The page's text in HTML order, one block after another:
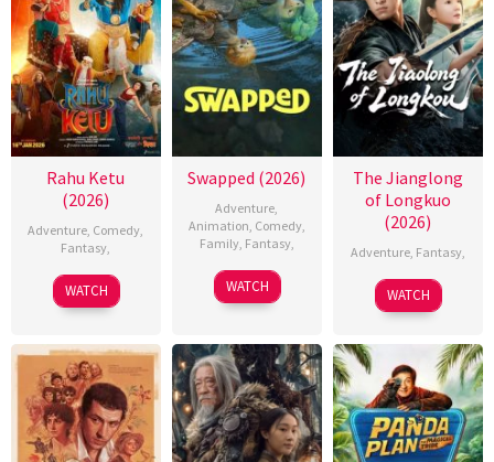
Rahu Ketu
(2026)
Adventure Comedy
Fantasy
WATCH
Swapped (2026)
Adventure
Animation Comedy,
Family, Fantasy,
WATCH
The Jianglong
of Longkuo
(2026)
Adventure, Fantasy,
WATCH